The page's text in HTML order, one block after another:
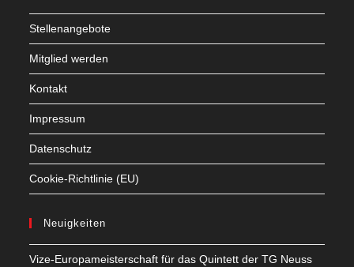
Stellenangebote
Mitglied werden
Kontakt
Impressum
Datenschutz
Cookie-Richtlinie (EU)
Neuigkeiten
Vize-Europameisterschaft für das Quintett der TG Neuss